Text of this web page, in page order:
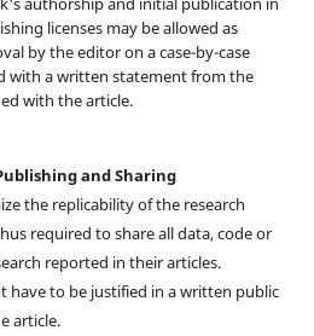
licenses may be allowed as
by the editor on a case-by-case
with a written statement from the
with the article.
and Sharing
the replicability of the research
required to share all data, code or
reported in their articles.
have to be justified in a written public
article.